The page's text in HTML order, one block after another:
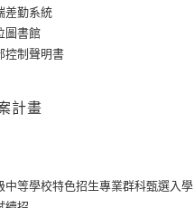
差勤系統
圖書館
控制聲明書
計畫
中等學校特色招生專業群科甄選入學